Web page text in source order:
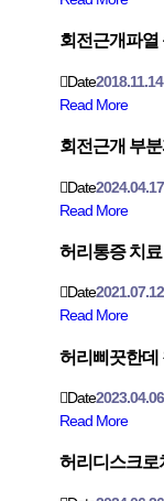
회전근개파열
Date2018.11.14
Read More
회전근개 부
Date2024.04.17
Read More
허리통증 치
Date2021.07.12
Read More
허리삐끗한데
Date2023.04.06
Read More
허리디스크로